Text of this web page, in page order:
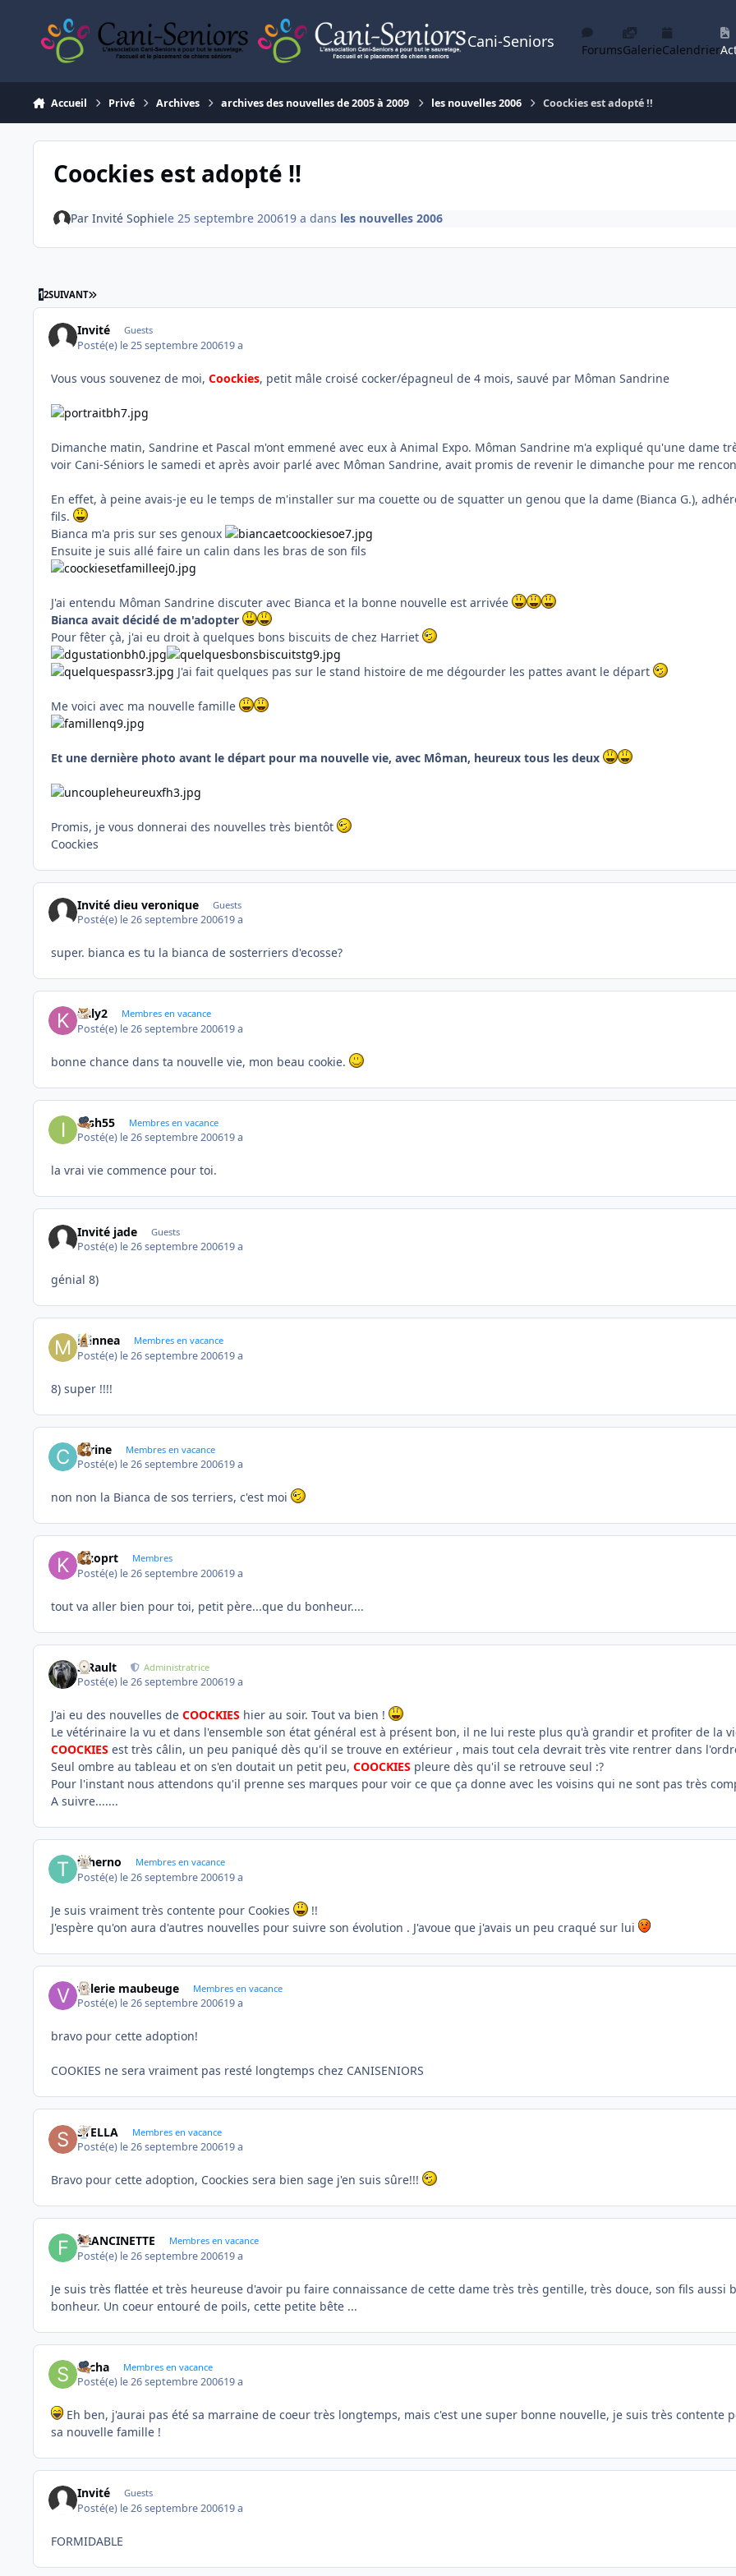
Cani-Seniors ForumsGalerieCalendrier
Accueil Privé Archives archives des nouvelles de 2005 à 2009 les nouvelles 2006 Coockies est adopté !!
Coockies est adopté !!
Par Invité Sophiele 25 septembre 200619 a dans les nouvelles 2006
12SUIVANT DERNIÈRE PAGE
Invité Guests
Posté(e) le 25 septembre 200619 a
Vous vous souvenez de moi, Coockies, petit mâle croisé cocker/épagneul de 4 mois, sauvé par Môman Sandrine
Dimanche matin, Sandrine et Pascal m'ont emmené avec eux à Animal Expo. Môman Sandrine m'a expliqué qu'une dame
voir Cani-Séniors le samedi et après avoir parlé avec Môman Sandrine, avait promis de revenir le dimanche pour me
En effet, à peine avais-je eu le temps de m'installer sur ma couette ou de squatter un genou que la dame (Bianca G.),
fils.
Bianca m'a pris sur ses genoux
Ensuite je suis allé faire un calin dans les bras de son fils
J'ai entendu Môman Sandrine discuter avec Bianca et la bonne nouvelle est arrivée
Bianca avait décidé de m'adopter
Pour fêter çà, j'ai eu droit à quelques bons biscuits de chez Harriet
J'ai fait quelques pas sur le stand histoire de me dégourder les pattes avant le départ
Me voici avec ma nouvelle famille
Et une dernière photo avant le départ pour ma nouvelle vie, avec Môman, heureux tous les deux
Promis, je vous donnerai des nouvelles très bientôt
Coockies
Invité dieu veronique Guests
Posté(e) le 26 septembre 200619 a
super. bianca es tu la bianca de sosterriers d'ecosse?
kaly2 Membres en vacance
Posté(e) le 26 septembre 200619 a
bonne chance dans ta nouvelle vie, mon beau cookie.
irish55 Membres en vacance
Posté(e) le 26 septembre 200619 a
la vrai vie commence pour toi.
Invité jade Guests
Posté(e) le 26 septembre 200619 a
génial 8)
minnea Membres en vacance
Posté(e) le 26 septembre 200619 a
8) super !!!!
carine Membres en vacance
Posté(e) le 26 septembre 200619 a
non non la Bianca de sos terriers, c'est moi
kizoprt Membres
Posté(e) le 26 septembre 200619 a
tout va aller bien pour toi, petit père...que du bonheur....
S.Rault Administratrice
Posté(e) le 26 septembre 200619 a
J'ai eu des nouvelles de COOCKIES hier au soir. Tout va bien !
Le vétérinaire la vu et dans l'ensemble son état général est à présent bon, il ne lui reste plus qu'à grandir et profiter de la
COOCKIES est très câlin, un peu paniqué dès qu'il se trouve en extérieur , mais tout cela devrait très vite rentrer dans
Seul ombre au tableau et on s'en doutait un petit peu, COOCKIES pleure dès qu'il se retrouve seul :?
Pour l'instant nous attendons qu'il prenne ses marques pour voir ce que ça donne avec les voisins qui ne sont pas très
A suivre.......
tcherno Membres en vacance
Posté(e) le 26 septembre 200619 a
Je suis vraiment très contente pour Cookies
!!
J'espère qu'on aura d'autres nouvelles pour suivre son évolution . J'avoue que j'avais un peu craqué sur lui
valerie maubeuge Membres en vacance
Posté(e) le 26 septembre 200619 a
bravo pour cette adoption!
COOKIES ne sera vraiment pas resté longtemps chez CANISENIORS
STELLA Membres en vacance
Posté(e) le 26 septembre 200619 a
Bravo pour cette adoption, Coockies sera bien sage j'en suis sûre!!!
FRANCINETTE Membres en vacance
Posté(e) le 26 septembre 200619 a
Je suis très flattée et très heureuse d'avoir pu faire connaissance de cette dame très très gentille, très douce, son fils aussi
bonheur. Un coeur entouré de poils, cette petite bête ...
sacha Membres en vacance
Posté(e) le 26 septembre 200619 a
Eh ben, j'aurai pas été sa marraine de coeur très longtemps, mais c'est une super bonne nouvelle, je suis très contente
sa nouvelle famille !
Invité Guests
Posté(e) le 26 septembre 200619 a
FORMIDABLE